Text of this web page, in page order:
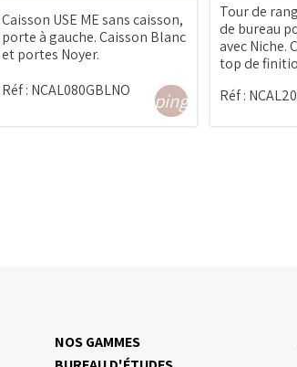
Caisson USE ME sans caisson,
porte à gauche. Caisson Blanc
et portes Noyer.
Réf : NCAL080GBLNOshopping_cart
Tour de
de bureau
avec Niche.
top de
Réf :
NOS GAMMES